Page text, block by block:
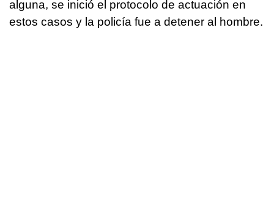
alguna, se inició el protocolo de actuación en
estos casos y la policía fue a detener al hombre.